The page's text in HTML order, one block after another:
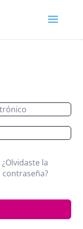
¿Olvidaste la
contraseña?